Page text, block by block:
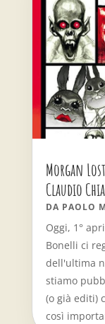
Morgan
Claudio
DA PAOLO
Oggi, 1°
Bonelli ci
dell'ultima
stiamo
(o già editi)
così